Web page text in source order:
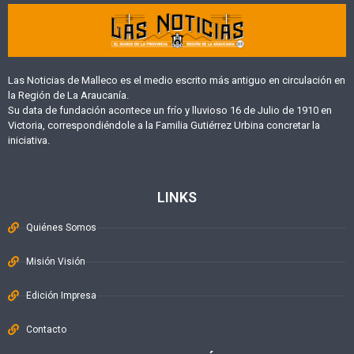
Las Noticias de Malleco es el medio escrito más antiguo en circulación en
la Región de La Araucanía.
Su data de fundación acontece un frío y lluvioso 16 de Julio de 1910 en
Victoria, correspondiéndole a la Familia Gutiérrez Urbina concretar la
iniciativa.
LINKS
Quiénes Somos
Misión Visión
Edición Impresa
Contacto